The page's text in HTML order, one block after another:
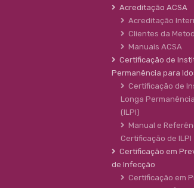
Acreditação ACSA
Acreditação
Clientes da
Manuais ACSA
Certificação de
Permanência para
Certificação de
Longa
(ILPI)
Manual e
Certificação de ILPI
Certificação em
de Infecção
Certificação em